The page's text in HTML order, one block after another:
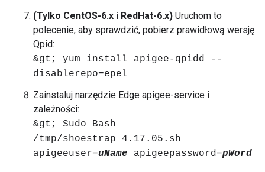
(Tylko CentOS-6.x i RedHat-6.x) Uruchom to
polecenie, aby sprawdzić, pobierz prawidłową wersję
Qpid:
&gt; yum install apigee-qpidd --
disablerepo=epel
Zainstaluj narzędzie Edge apigee-service i
zależności:
&gt; Sudo Bash
/tmp/shoestrap_4.17.05.sh
apigeeuser=uName apigeepassword=pWord